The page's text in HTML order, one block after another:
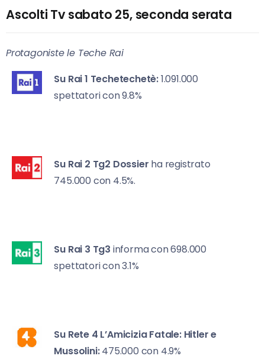
Ascolti Tv sabato 25, seconda serata
Protagoniste le Teche Rai
Su Rai 1 Techetechetè:1.091.000
spettatori con 9.8%
Su Rai 2 Tg2 Dossier ha registrato
745.000 con 4.5%.
Su Rai 3 Tg3 informa con 698.000
spettatori con 3.1%
Su Rete 4 L’Amicizia Fatale: Hitler e
Mussolini:475.000 con 4.9%